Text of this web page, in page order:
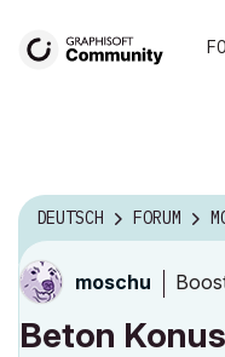
DEUTSCH FORUM
moschu
Beton